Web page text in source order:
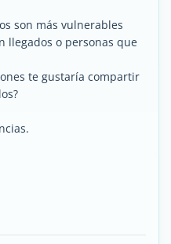
son más vulnerables
llegados o personas que
te gustaría compartir